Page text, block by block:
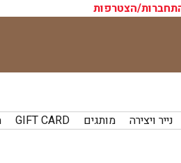
הצטרפות
נייר ויצירה מותגים GIFT CARD